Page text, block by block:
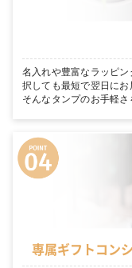
名入れや豊富なラッピ
択しても最短で翌日にお
そんなタンプのお手軽さ
専属ギフトコン